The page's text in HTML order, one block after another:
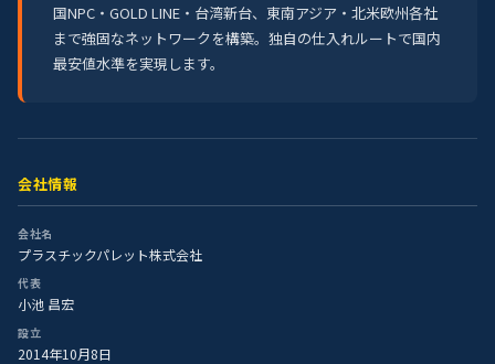
国NPC・GOLD LINE・台湾新台、東南アジア・北米欧州各社
まで強固なネットワークを構築。独自の仕入れルートで国内
最安値水準を実現します。
会社情報
会社名
プラスチックパレット株式会社
代表
小池 昌宏
設立
2014年10月8日